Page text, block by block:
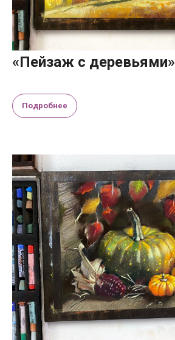
«Пейзаж с деревьями»
Подробнее